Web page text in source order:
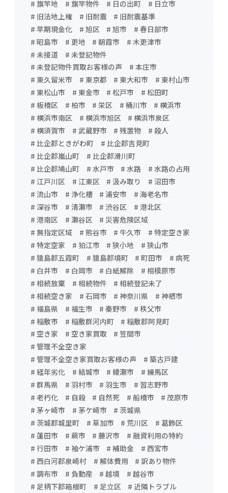
# 旗竿地 # 旗竿物件 # 日の出町
# 日立市
# 旧法地上権
# 旧耐震
# 旧耐震基準
# 早期現金化
# 旭区 # 旭市
# 春日部市
# 昭島市
# 更地 # 朝霞市
# 木更津市
# 未接道
# 未登記物件
# 未登記物件買取お客様の声
# 本庄市
# 東久留米市
# 東京都 # 東大和市
# 東村山市
# 東松山市
# 東金市 # 松戸市
# 松田町
# 板橋区
# 柏市 # 栄区 # 桶川市
# 横浜市
# 横浜市南区
# 横浜市旭区
# 横浜市泉区
# 横須賀市
# 武蔵野市 # 残置物
# 殺人
# 比企郡ときがわ町
# 比企郡吉見町
# 比企郡嵐山町
# 比企郡滑川町
# 比企郡鳩山町
# 水戸市 # 水路
# 水路の占用
# 江戸川区
# 江東区 # 汲み取り
# 沼田市
# 流山市
# 浄化槽 # 浦安市
# 海老名市
# 深谷市
# 清瀬市 # 渋谷区
# 港北区
# 港南区
# 瀬谷区
# 災害危険区域
# 無指定区域
# 熊谷市 # 牛久市
# 特定空き家
# 特定空家
# 狛江市 # 狭小地
# 狭山市
# 猿島郡五霞町
# 猿島郡境町 # 町田市
# 病死
# 白井市
# 白岡市 # 白紙解除
# 相模原市
# 相続放棄
# 相続物件
# 相続登記未了
# 相続空き家
# 石岡市 # 神奈川県
# 神栖市
# 福島県
# 福生市 # 秦野市
# 秩父市
# 稲敷市
# 稲敷群河内町
# 稲敷郡阿見町
# 空き家
# 空き家買取
# 笠間市
# 管理不全空き家
# 管理不全空き家買取お客様の声
# 築古戸建
# 経年劣化
# 結城市 # 綾瀬市
# 練馬区
# 群馬県
# 羽村市 # 羽生市
# 習志野市
# 老朽化
# 自殺 # 自然死 # 船橋市
# 茂原市
# 茅ヶ崎市
# 茅ケ崎市
# 茨城県
# 茨城郡城里町
# 草加市 # 荒川区
# 葛飾区
# 蓮田市
# 蕨市 # 藤沢市
# 融資利用の特約
# 行田市
# 袖ケ浦市 # 補助金
# 西宮市
# 西白河郡泉崎村
# 解体費用
# 訳あり物件
# 調布市
# 負動産 # 越境
# 越谷市
# 足柄下郡箱根町
# 足立区
# 近隣トラブル